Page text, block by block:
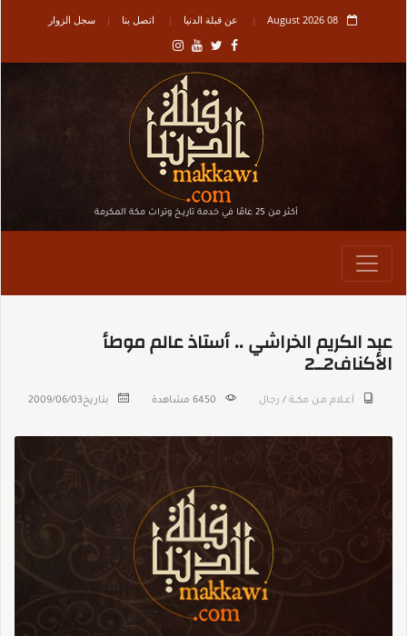
08 August 2026 عن قبلة الدنيا اتصل بنا سجل الزوار
أكثر من 25 عامًا في خدمة تاريـخ وتراث مكة المكرمة
عبد الكريم الخراشي .. أستاذ عالم موطأ
الأكناف2ــ2
أعــلام مـن مكـــة / رجال 6450 مشاهدة بتاريخ2009/06/03